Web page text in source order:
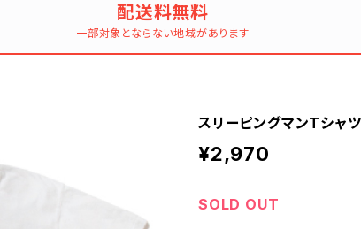
配送料無料
一部対象とならない地域があります
スリーピングマンTシャ
¥2,970
SOLD OUT